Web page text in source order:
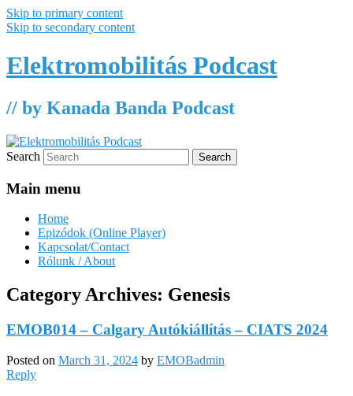
Skip to primary content
Skip to secondary content
Elektromobilitás Podcast
// by Kanada Banda Podcast
Search
Main menu
Home
Epizódok (Online Player)
Kapcsolat/Contact
Rólunk / About
Category Archives: Genesis
EMOB014 – Calgary Autókiállítás – CIATS 2024
Posted on March 31, 2024 by EMOBadmin
Reply